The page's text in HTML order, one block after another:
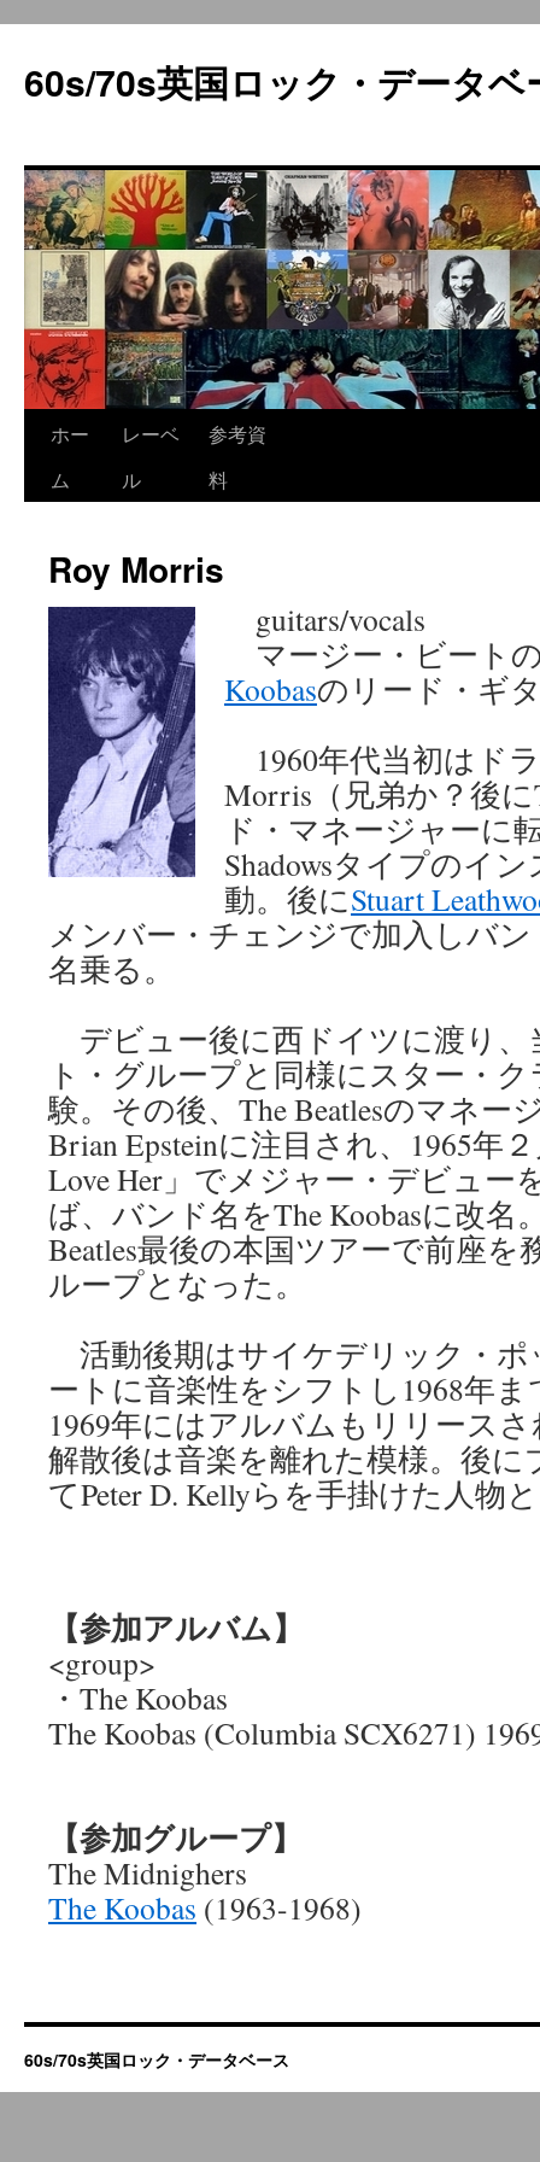
60s/70s英国ロック・データベ
ツ
キ
プ
ホー
ム
レーベ
ル
参考資
料
Roy Morris
guitars/vocals
マージー・ビート
Koobasのリード・ギ
1960年代当初はド
Morris（兄弟か？後に
ド・マネージャーに
Shadowsタイプのイ
動。後にStuart
メンバー・チェンジで加入しバン
名乗る。
デビュー後に西ドイツに渡り、
ト・グループと同様にスター・
験。その後、The Beatlesのマネー
Brian Epsteinに注目され、1965年
Love Her」でメジャー・デビュー
ば、バンド名をThe Koobasに改名
Beatles最後の本国ツアーで前座
ループとなった。
活動後期はサイケデリック・ポ
ートに音楽性をシフトし1968年
1969年にはアルバムもリリース
解散後は音楽を離れた模様。後
てPeter D. Kellyらを手掛けた人物
【参加アルバム】
<group>
・The Koobas
The Koobas (Columbia SCX6271)
【参加グループ】
The Midnighers
The Koobas (1963-1968)
60s/70s英国ロック・データベース